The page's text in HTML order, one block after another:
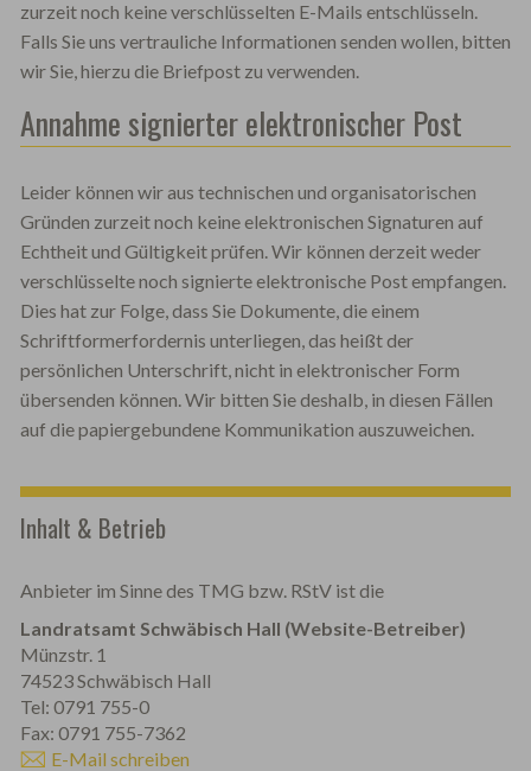
zurzeit noch keine verschlüsselten E-Mails entschlüsseln.
Falls Sie uns vertrauliche Informationen senden wollen, bitten
wir Sie, hierzu die Briefpost zu verwenden.
Annahme signierter elektronischer Post
Leider können wir aus technischen und organisatorischen
Gründen zurzeit noch keine elektronischen Signaturen auf
Echtheit und Gültigkeit prüfen. Wir können derzeit weder
verschlüsselte noch signierte elektronische Post empfangen.
Dies hat zur Folge, dass Sie Dokumente, die einem
Schriftformerfordernis unterliegen, das heißt der
persönlichen Unterschrift, nicht in elektronischer Form
übersenden können. Wir bitten Sie deshalb, in diesen Fällen
auf die papiergebundene Kommunikation auszuweichen.
Inhalt & Betrieb
Anbieter im Sinne des TMG bzw. RStV ist die
Landratsamt Schwäbisch Hall (Website-Betreiber)
Münzstr. 1
74523 Schwäbisch Hall
Tel: 0791 755-0
Fax: 0791 755-7362
E-Mail schreiben